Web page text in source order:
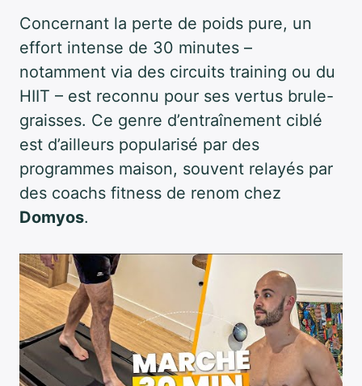
Concernant la perte de poids pure, un
effort intense de 30 minutes –
notamment via des circuits training ou du
HIIT – est reconnu pour ses vertus brule-
graisses. Ce genre d’entraînement ciblé
est d’ailleurs popularisé par des
programmes maison, souvent relayés par
des coachs fitness de renom chez
Domyos.